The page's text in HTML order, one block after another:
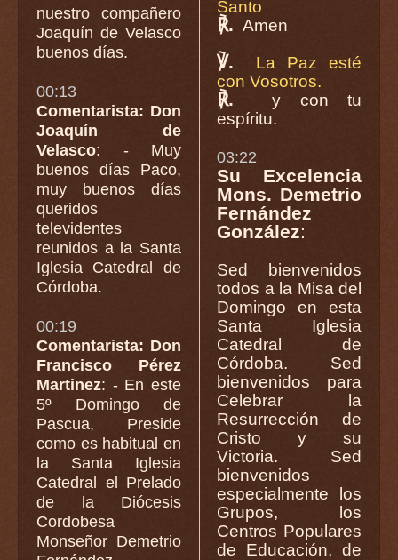
nuestro compañero
Joaquín de Velasco
buenos días.
00:13
Comentarista: Don
Joaquín de
Velasco: - Muy
buenos días Paco,
muy buenos días
queridos
televidentes
reunidos a la Santa
Iglesia Catedral de
Córdoba.
00:19
Comentarista: Don
Francisco Pérez
Martinez: - En este
5º Domingo de
Pascua, Preside
como es habitual en
la Santa Iglesia
Catedral el Prelado
de la Diócesis
Cordobesa
Monseñor Demetrio
Santo
℟. Amen
℣.
La Paz esté
con Vosotros.
℟.
y con tu
espíritu.
03:22
Su Excelencia
Mons. Demetrio
Fernández
González:
Sed bienvenidos
todos a la Misa del
Domingo en esta
Santa Iglesia
Catedral de
Córdoba. Sed
bienvenidos para
Celebrar la
Resurrección de
Cristo y su
Victoria. Sed
bienvenidos
especialmente los
Grupos, los
Centros Populares
de Educación, de